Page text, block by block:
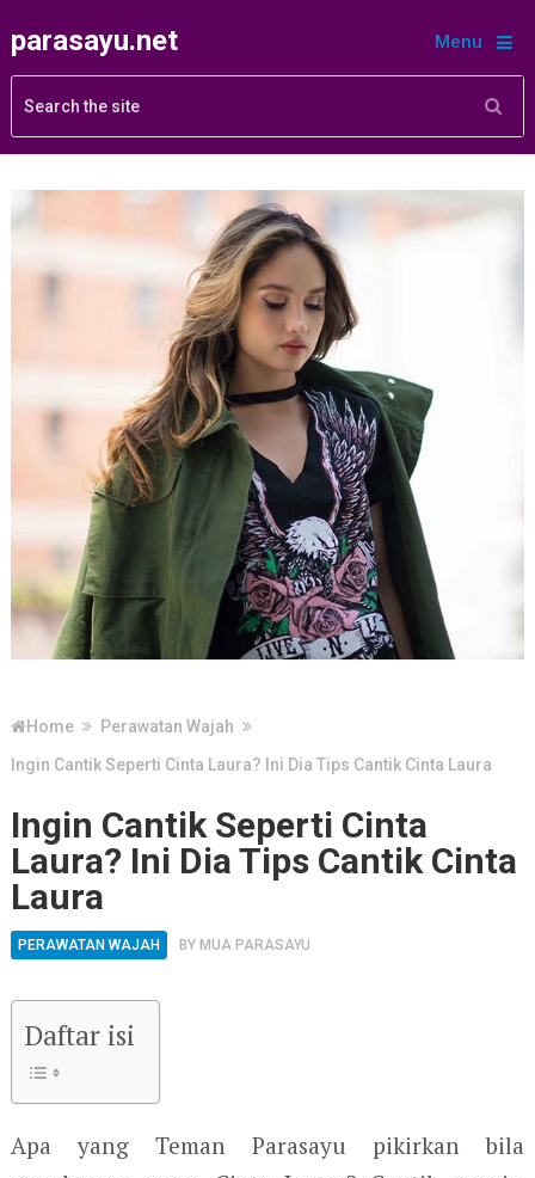
parasayu.net Menu
Home
Perawatan Wajah
Ingin Cantik Seperti Cinta Laura? Ini Dia Tips Cantik Cinta Laura
Ingin Cantik Seperti Cinta
Laura? Ini Dia Tips Cantik Cinta
Laura
PERAWATAN WAJAH BY MUA PARASAYU
Daftar isi
Apa yang Teman Parasayu pikirkan bila